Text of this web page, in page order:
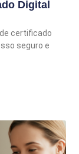
Digital
certificado
seguro e